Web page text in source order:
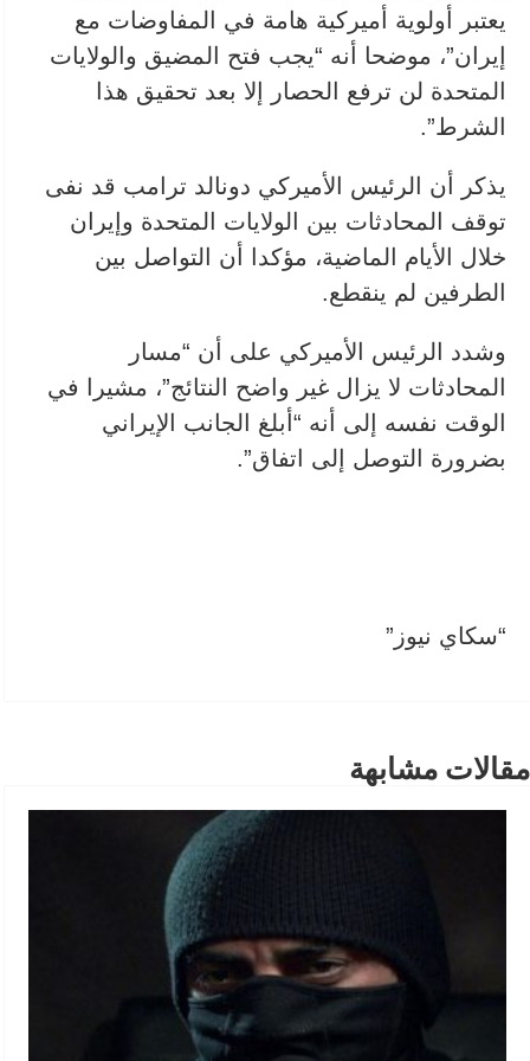
يعتبر أولوية أميركية هامة في المفاوضات مع
إيران”، موضحا أنه “يجب فتح المضيق والولايات
المتحدة لن ترفع الحصار إلا بعد تحقيق هذا
الشرط”.
يذكر أن الرئيس الأميركي دونالد ترامب قد نفى
توقف المحادثات بين الولايات المتحدة وإيران
خلال الأيام الماضية، مؤكدا أن التواصل بين
الطرفين لم ينقطع.
وشدد الرئيس الأميركي على أن “مسار
المحادثات لا يزال غير واضح النتائج”، مشيرا في
الوقت نفسه إلى أنه “أبلغ الجانب الإيراني
بضرورة التوصل إلى اتفاق”.
“سكاي نيوز”
مقالات مشابهة